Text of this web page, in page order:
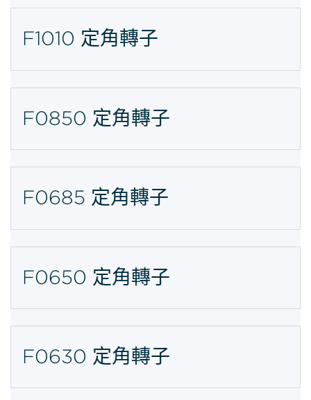
F1010 定角轉子
F0850 定角轉子
F0685 定角轉子
F0650 定角轉子
F0630 定角轉子